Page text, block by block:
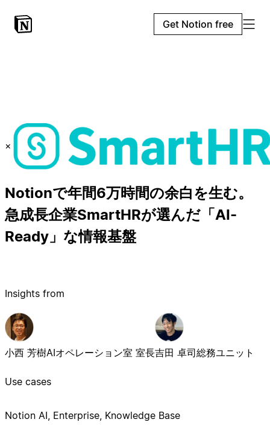
Get Notion free
×
Notionで年間6万時間の余白を生む。
急成長企業SmartHRが選んだ「AI-
Ready」な情報基盤
Insights from
小西 芳樹AIオペレーション室 室長吉田 卓司総務ユニット
Use cases
Notion AI, Enterprise, Knowledge Base